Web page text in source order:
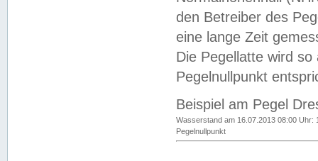
den Betreiber des
eine lange Zeit
Die Pegellatte wird
Pegelnullpunkt
Beispiel am Pegel
Wasserstand am 16.07.2013 08:00 Uhr:
Pegelnullpunkt